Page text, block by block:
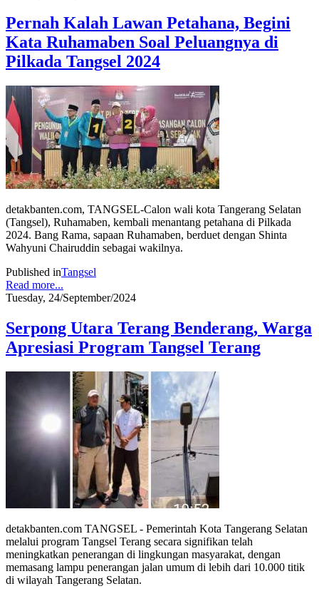
Pernah Kalah Lawan Petahana, Begini
Kata Ruhamaben Soal Peluangnya di
Pilkada Tangsel 2024
detakbanten.com, TANGSEL-Calon wali kota Tangerang Selatan
(Tangsel), Ruhamaben, kembali menantang petahana di Pilkada
2024. Bang Rama, sapaan Ruhamaben, berduet dengan Shinta
Wahyuni Chairuddin sebagai wakilnya.
Published inTangsel
Read more...
Tuesday, 24/September/2024
Serpong Utara Terang Benderang, Warga
Apresiasi Program Tangsel Terang
detakbanten.com TANGSEL - Pemerintah Kota Tangerang Selatan
melalui program Tangsel Terang secara signifikan telah
meningkatkan penerangan di lingkungan masyarakat, dengan
memasang lampu penerangan jalan umum di lebih dari 10.000 titik
di wilayah Tangerang Selatan.